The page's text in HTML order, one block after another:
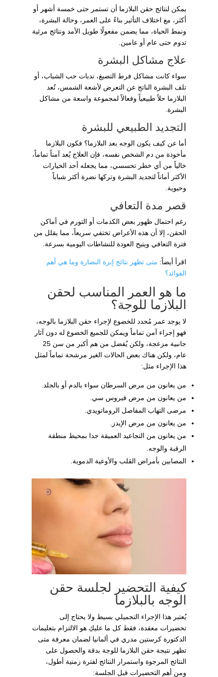
يمكن لنتائج حقن البلازما أن تستمر حتى خمسة أشهر أو
أكثر، مع اختلاف التأثير بناءً على العمر، وحالة البشرة،
ونمط الحياة، مما يضمن مفعولًا طويل الأمد ونتائج مرئية
تدوم حتى عام أو عامين.
علاج مشاكل البشرة
سواء كانت مشاكل فرط التصبغ، ندبات حب الشباب، أو
تلف البشرة الناتج عن التعرض لأشعة الشمس، تُعد
البلازما حلاً طبيعياً وفعالاً لمجموعة واسعة من مشاكل
البشرة.
التجديد الطبيعي للبشرة
أما عن كيف يكون الوجه بعد البلازما؟ فكون البلازما
مأخوذة من دم الشخص نفسه، فإن العلاج يُعد آمناً تماماً،
خالياً من أي خطر تحسسي، مما يجعله أحد الخيارات
الأكثر أماناً لتجديد البشرة وتركها نضرة أكثر شباباً
وحيوية.
قصر مدة التعافي
رغم احتمال ظهور بعض الكدمات أو التورم في أماكن
الحقن، إلا أن هذه الأعراض تختفي سريعاً، مما يقلل من
فترة التعافي ويتيح العودة للنشاطات اليومية بسرعة.
اقرأ أيضاً: متى تظهر نتائج إبرة النضارة وما هي أهم
الفوائد؟
ما هو العمر المناسب لحقن
البلازما للوجة؟
لا يوجد عمر مُحدد للخضوع لإجراء حقن البلازما بالوجه،
فهو إجراء آمن تماماً ويمكن للجميع الخضوع له دون آثار
جانبية مزعجة، ولكن يُفضل من هم أكبر من سن 25
عام، ولكن هناك بعض الحالات الغير مرشحة تماماً لمثل
هذا الإجراء مثل:
من يعانون من مرض السرطان سواء بالدم أو بالجلد.
من يعانون من مرض فيروس سي.
مرضى التهاب المفاصل الروماتويدي.
من يعانون من مرض الإيدز.
من يعانون من التجاعيد العميقة جدا بمحيط منطقة
الرقبة والوجه.
المصابين بأمراض القلب والأوعية الدموية.
كيفية التحضير لجلسة حقن
الوجه بالبلازما
يُعتبر هذا الإجراء التجميلي بسيط ولا يحتاج إلى
تحضيرات معقدة، فقط كل ما عليكِ هو الالتزام بتعليمات
الدكتورة كرستين مدري في ألمانيا لضمان معرفة متى
تظهر نتيجة حقن البلازما للوجة بدقة والحصول على
النتائج المرجوة واستمرار النتائج لفترة زمنية أطول،
ومن أهم التحضيرات قبل الجلسة: